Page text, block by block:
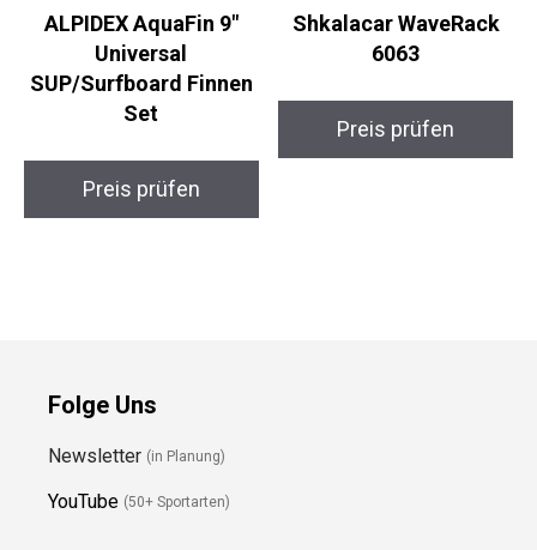
ALPIDEX AquaFin 9″
Universal
SUP/Surfboard Finnen
Set
Preis prüfen
Shkalacar WaveRack
6063
Preis prüfen
Folge Uns
Newsletter (in Planung)
YouTube (50+ Sportarten)